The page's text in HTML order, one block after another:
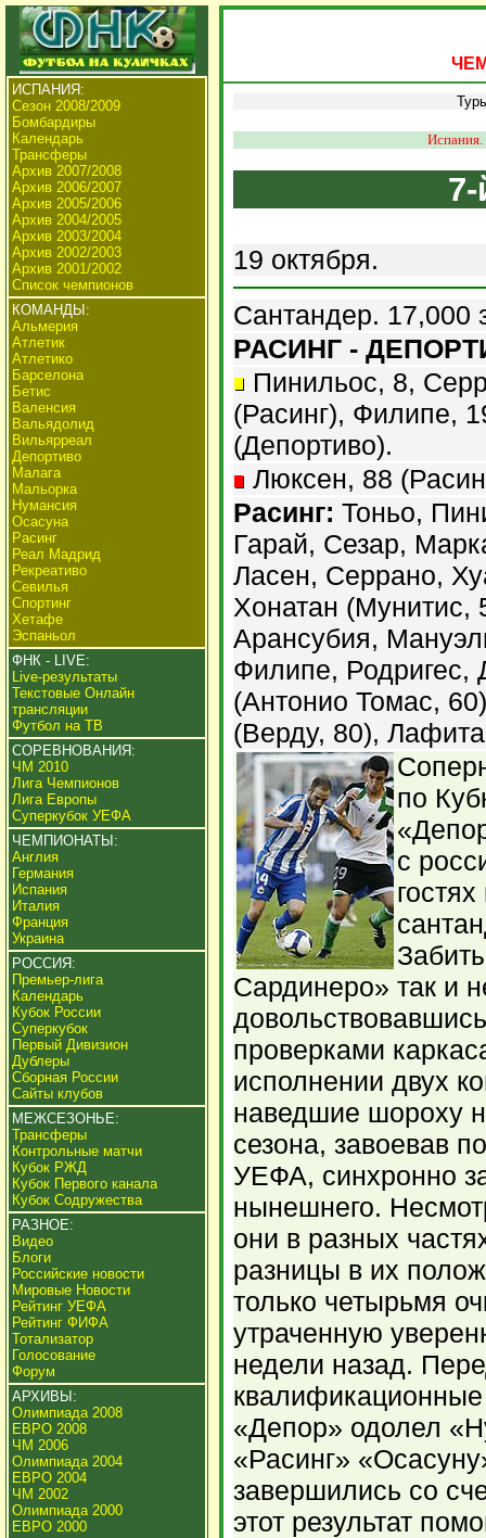
ИСПАНИЯ:
Сезон 2008/2009
Бомбардиры
Календарь
Трансферы
Архив 2007/2008
Архив 2006/2007
Архив 2005/2006
Архив 2004/2005
Архив 2003/2004
Архив 2002/2003
Архив 2001/2002
Список чемпионов
КОМАНДЫ:
Альмерия
Атлетик
Атлетико
Барселона
Бетис
Валенсия
Вальядолид
Вильярреал
Депортиво
Малага
Мальорка
Нумансия
Осасуна
Расинг
Реал Мадрид
Рекреативо
Севилья
Спортинг
Хетафе
Эспаньол
ФНК - LIVE:
Live-результаты
Текстовые Онлайн
трансляции
Футбол на ТВ
СОРЕВНОВАНИЯ:
ЧМ 2010
Лига Чемпионов
Лига Европы
Суперкубок УЕФА
ЧЕМПИОНАТЫ:
Англия
Германия
Испания
Италия
Франция
Украина
РОССИЯ:
Премьер-лига
Календарь
Кубок России
Суперкубок
Первый Дивизион
Дублеры
Сборная России
Сайты клубов
МЕЖСЕЗОНЬЕ:
Трансферы
Контрольные матчи
Кубок РЖД
Кубок Первого канала
Кубок Содружества
РАЗНОЕ:
Видео
Блоги
Российские новости
Мировые Новости
Рейтинг УЕФА
Рейтинг ФИФА
Тотализатор
Голосование
Форум
АРХИВЫ:
Олимпиада 2008
ЕВРО 2008
ЧМ 2006
Олимпиада 2004
ЕВРО 2004
ЧМ 2002
Олимпиада 2000
ЕВРО 2000
Испания.
19 октября.
Сантандер. 17,000
РАСИНГ -
Пинильос, 8,
(Расинг), Филипе,
(Депортиво).
Люксен, 88
Расинг: Тоньо,
Гарай, Сезар,
Ласен, Серрано,
Хонатан (Мунитис,
Арансубия,
Филипе, Родригес,
(Антонио Томас,
(Верду, 80),
по
с
Сардинеро» так и
проверками
исполнении двух
наведшие шороху
сезона, завоевав
УЕФА, синхронно
нынешнего.
они в разных
разницы в их
только четырьмя
утраченную
недели назад.
«Депор» одолел
«Расинг»
завершились со
этот результат